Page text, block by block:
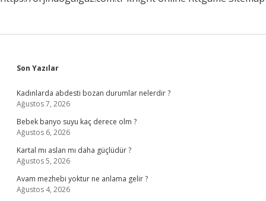
Sidebar
Son Yazılar
Kadınlarda abdesti bozan durumlar nelerdir ?
Ağustos 7, 2026
Bebek banyo suyu kaç derece olm ?
Ağustos 6, 2026
Kartal mı aslan mı daha güçlüdür ?
Ağustos 5, 2026
Avam mezhebi yoktur ne anlama gelir ?
Ağustos 4, 2026